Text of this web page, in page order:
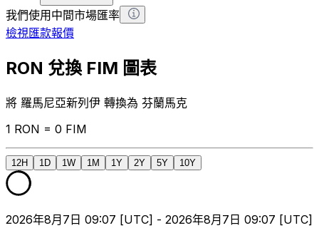
我們使用中間市場匯率
檢視匯款報價
RON 兌換 FIM 圖表
將 羅馬尼亞新列伊 轉換為 芬蘭馬克
1 RON = 0 FIM
12H 1D 1W 1M 1Y 2Y 5Y 10Y
2026年8月7日 09:07 [UTC] - 2026年8月7日 09:07 [UTC]